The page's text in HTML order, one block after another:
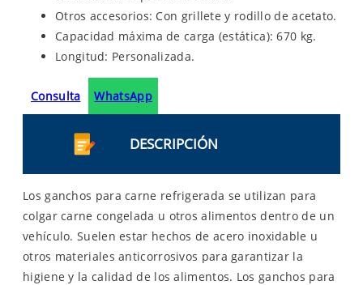
Otros accesorios: Con grillete y rodillo de acetato.
Capacidad máxima de carga (estática): 670 kg.
Longitud: Personalizada.
Consulta WhatsApp
DESCRIPCIÓN
Los ganchos para carne refrigerada se utilizan para
colgar carne congelada u otros alimentos dentro de un
vehículo. Suelen estar hechos de acero inoxidable u
otros materiales anticorrosivos para garantizar la
higiene y la calidad de los alimentos. Los ganchos para